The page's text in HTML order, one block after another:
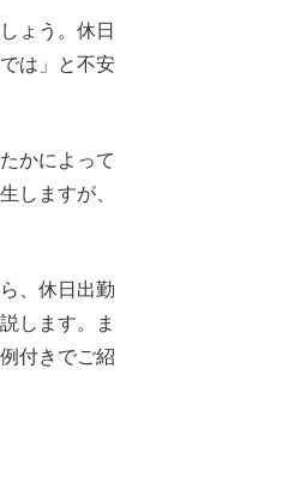
ょう。休日
は」と不安
かによって
しますが、
、休日出勤
します。ま
付きでご紹